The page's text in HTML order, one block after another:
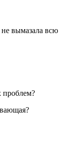
не вымазала всю
проблем?